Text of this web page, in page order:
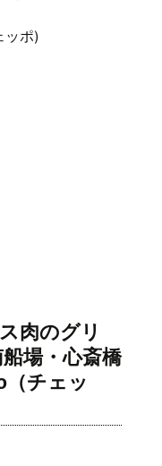
ッポ)
肉のグリ
場・心斎橋
チェッ